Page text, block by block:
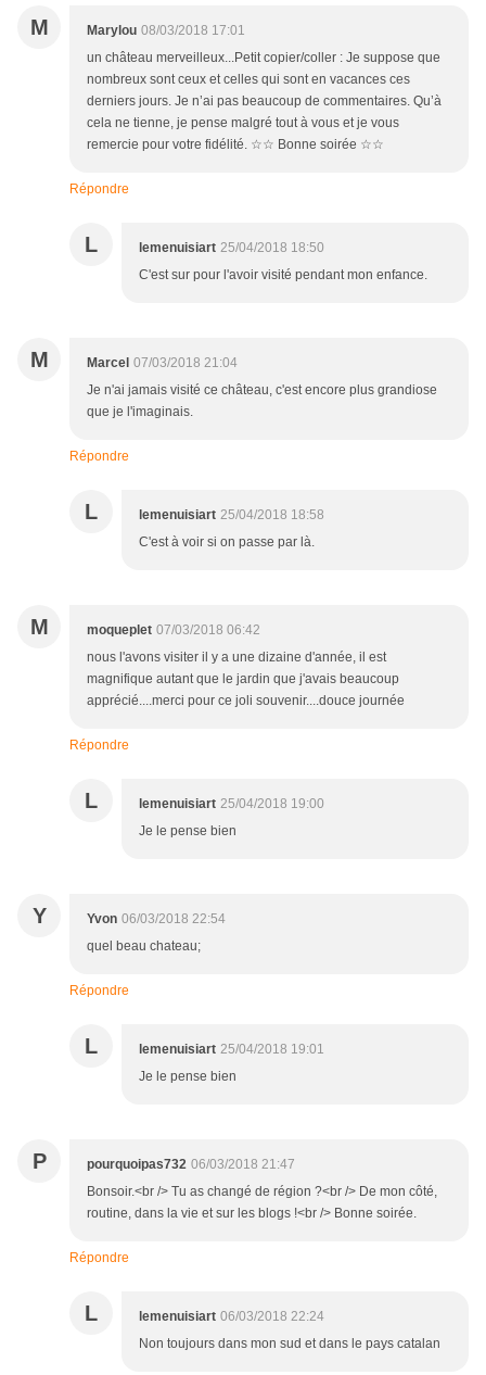
M Marylou 08/03/2018 17:01
un château merveilleux...Petit copier/coller : Je suppose que
nombreux sont ceux et celles qui sont en vacances ces
derniers jours. Je n’ai pas beaucoup de commentaires. Qu’à
cela ne tienne, je pense malgré tout à vous et je vous
remercie pour votre fidélité. ☆☆ Bonne soirée ☆☆
Répondre
L lemenuisiart 25/04/2018 18:50
C'est sur pour l'avoir visité pendant mon enfance.
M Marcel 07/03/2018 21:04
Je n'ai jamais visité ce château, c'est encore plus grandiose
que je l'imaginais.
Répondre
L lemenuisiart 25/04/2018 18:58
C'est à voir si on passe par là.
M moqueplet 07/03/2018 06:42
nous l'avons visiter il y a une dizaine d'année, il est
magnifique autant que le jardin que j'avais beaucoup
apprécié....merci pour ce joli souvenir....douce journée
Répondre
L lemenuisiart 25/04/2018 19:00
Je le pense bien
Y Yvon 06/03/2018 22:54
quel beau chateau;
Répondre
L lemenuisiart 25/04/2018 19:01
Je le pense bien
P pourquoipas732 06/03/2018 21:47
Bonsoir.<br /> Tu as changé de région ?<br /> De mon côté,
routine, dans la vie et sur les blogs !<br /> Bonne soirée.
Répondre
L lemenuisiart 06/03/2018 22:24
Non toujours dans mon sud et dans le pays catalan